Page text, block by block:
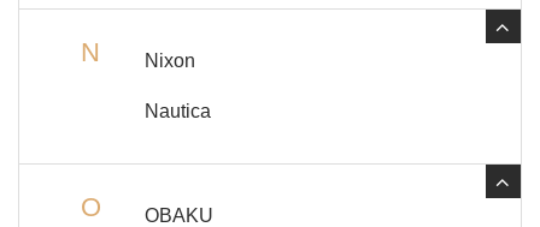
N Nixon
Nautica
O OBAKU